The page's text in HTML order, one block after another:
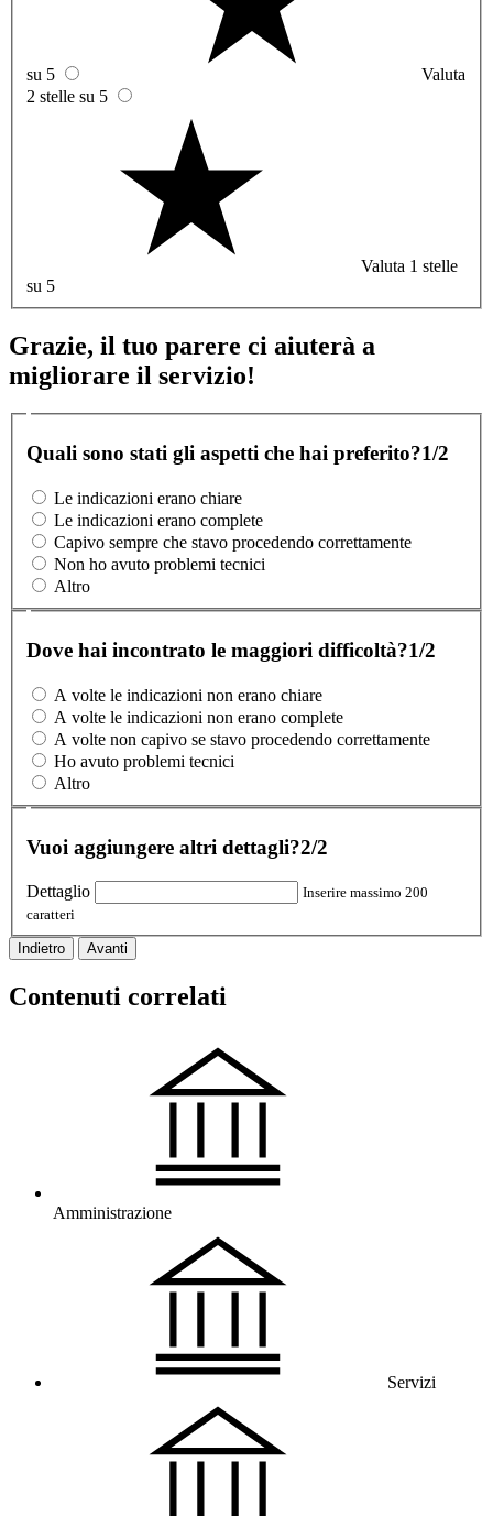
su 5
Valuta
2 stelle su 5
Valuta 1 stelle
su 5
Grazie, il tuo parere ci aiuterà a
migliorare il servizio!
Quali sono stati gli aspetti che hai preferito?1/2
Le indicazioni erano chiare
Le indicazioni erano complete
Capivo sempre che stavo procedendo correttamente
Non ho avuto problemi tecnici
Altro
Dove hai incontrato le maggiori difficoltà?1/2
A volte le indicazioni non erano chiare
A volte le indicazioni non erano complete
A volte non capivo se stavo procedendo correttamente
Ho avuto problemi tecnici
Altro
Vuoi aggiungere altri dettagli?2/2
Dettaglio
Inserire massimo 200
caratteri
Indietro Avanti
Contenuti correlati
Amministrazione
Servizi